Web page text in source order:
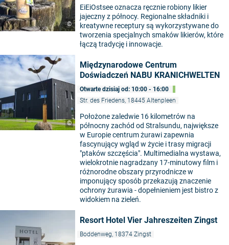
©
EiEiOstsee oznacza ręcznie robiony likier
jajeczny z północy. Regionalne składniki i
kreatywne receptury są wykorzystywane do
tworzenia specjalnych smaków likierów, które
łączą tradycję i innowacje.
©
Międzynarodowe Centrum
Doświadczeń NABU KRANICHWELTEN
Otwarte dzisiaj od: 10:00 - 16:00
Str. des Friedens, 18445 Altenpleen
Położone zaledwie 16 kilometrów na
północny zachód od Stralsundu, największe
w Europie centrum żurawi zapewnia
fascynujący wgląd w życie i trasy migracji
"ptaków szczęścia". Multimedialna wystawa,
wielokrotnie nagradzany 17-minutowy film i
różnorodne obszary przyrodnicze w
imponujący sposób przekazują znaczenie
ochrony żurawia - dopełnieniem jest bistro z
widokiem na zieleń.
Resort Hotel Vier Jahreszeiten Zingst
Boddenweg, 18374 Zingst